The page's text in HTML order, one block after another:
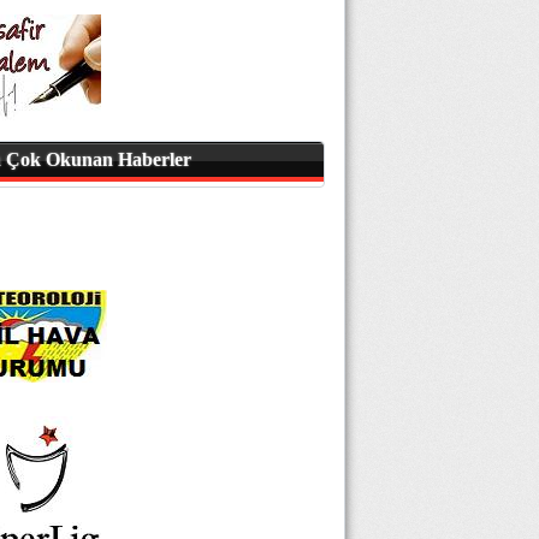
Çok Okunan Haberler